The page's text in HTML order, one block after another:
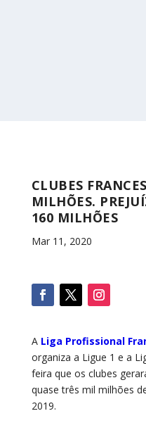
CLUBES
MILHÕES.
160 MILHÕES
Mar 11, 2020
A Liga Profissional
organiza a Ligue 1 e a
feira que os clubes
quase três mil milhões
2019.